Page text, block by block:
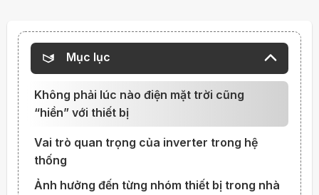
Mục lục
Không phải lúc nào điện mặt trời cũng
“hiền” với thiết bị
Vai trò quan trọng của inverter trong hệ
thống
Ảnh hưởng đến từng nhóm thiết bị trong nhà